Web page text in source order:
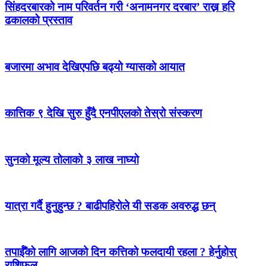
सिंहदरबारको नाम परिवर्तन गरी ‘अनामनगर दरबार’ राख्न हरि
ढकालको प्रस्ताव
बजारमा अभाव देखिएपछि बढ्यो ग्यासको आयात
कात्तिक ९ देखि सुरु हुँदै एनपीएलको तेस्रो संस्करण
सुनको मूल्य तोलाको ३ लाख नाघ्यो
यात्रा गर्दै हुनुहुन्छ ? बाढीपहिरोले यी सडक अवरुद्ध छन्
तपाईँको लागि आजको दिन कत्तिको फलदायी रहला ? हेर्नुहोस्